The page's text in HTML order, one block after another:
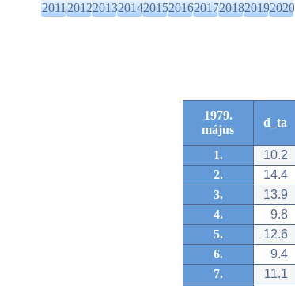
2011201220132014201520162017201820192020
1979.
május
d_ta
1. 10.2
2.
14.4
3.
13.9
4.
9.8
5.
12.6
6.
9.4
7.
11.1